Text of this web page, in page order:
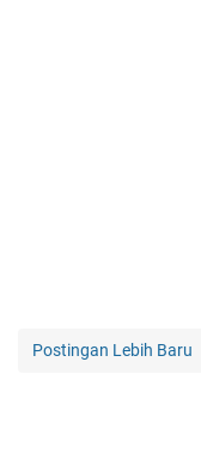
Postingan Lebih Baru